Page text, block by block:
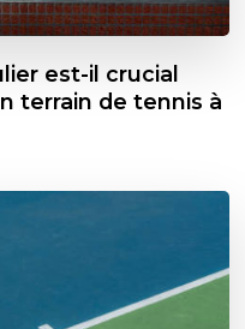
est-il crucial
terrain de tennis à